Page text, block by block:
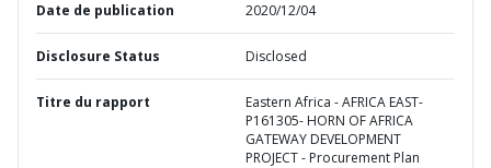
Date de publication 2020/12/04
Disclosure Status Disclosed
Titre du rapport
Eastern Africa - AFRICA EAST-
P161305- HORN OF AFRICA
GATEWAY DEVELOPMENT
PROJECT - Procurement Plan